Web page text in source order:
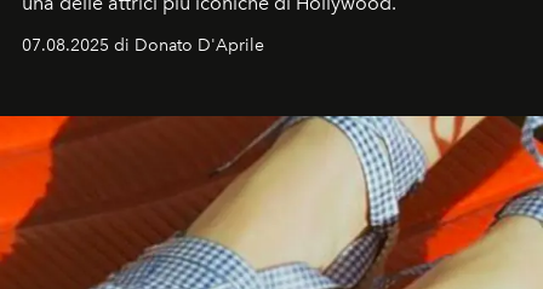
07.08.2025 di Donato D'Aprile